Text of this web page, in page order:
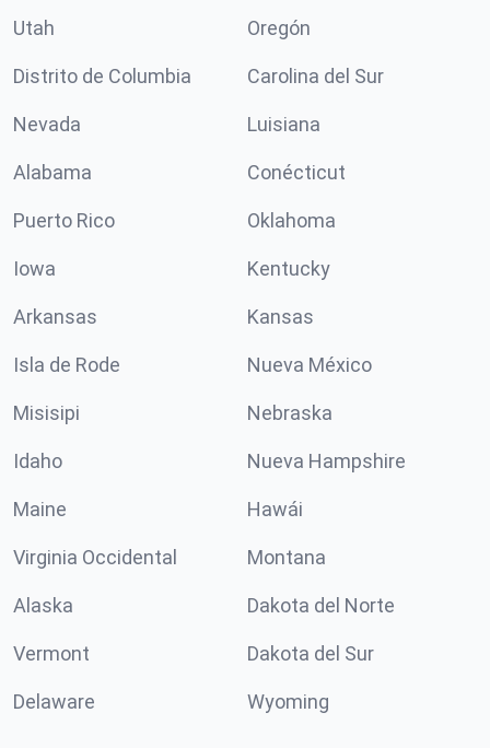
Utah Oregón
Distrito de Columbia Carolina del Sur
Nevada Luisiana
Alabama Conécticut
Puerto Rico Oklahoma
Iowa Kentucky
Arkansas Kansas
Isla de Rode Nueva México
Misisipi Nebraska
Idaho Nueva Hampshire
Maine Hawái
Virginia Occidental Montana
Alaska Dakota del Norte
Vermont Dakota del Sur
Delaware Wyoming